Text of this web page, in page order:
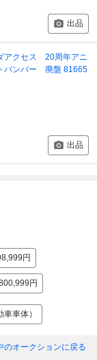
出品
クセス 20周年アニ
ンパー 廃盤 81665
出品
円
円
車体）
のオークションに戻る